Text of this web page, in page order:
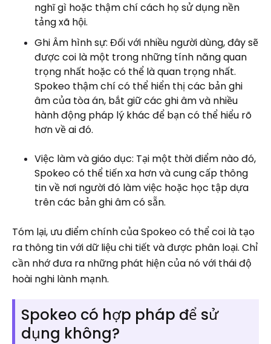
nghĩ gì hoặc thậm chí cách họ sử dụng nền
tảng xã hội.
Ghi Âm hình sự: Đối với nhiều người dùng, đây sẽ
được coi là một trong những tính năng quan
trọng nhất hoặc có thể là quan trọng nhất.
Spokeo thậm chí có thể hiển thị các bản ghi
âm của tòa án, bắt giữ các ghi âm và nhiều
hành động pháp lý khác để bạn có thể hiểu rõ
hơn về ai đó.
Việc làm và giáo dục: Tại một thời điểm nào đó,
Spokeo có thể tiến xa hơn và cung cấp thông
tin về nơi người đó làm việc hoặc học tập dựa
trên các bản ghi âm có sẵn.
Tóm lại, ưu điểm chính của Spokeo có thể coi là tạo
ra thông tin với dữ liệu chi tiết và được phân loại. Chỉ
cần nhớ đưa ra những phát hiện của nó với thái độ
hoài nghi lành mạnh.
Spokeo có hợp pháp để sử
dụng không?